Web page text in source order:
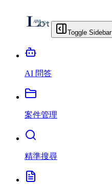
Toggle Sidebar
AI 問答
案件管理
精準搜尋